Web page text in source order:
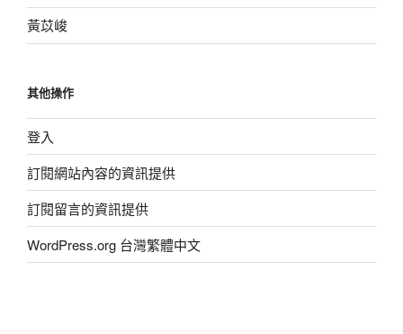
黃苡峻
其他操作
登入
訂閱網站內容的資訊提供
訂閱留言的資訊提供
WordPress.org 台灣繁體中文